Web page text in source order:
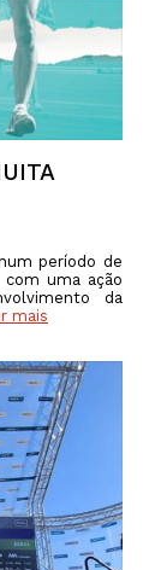
período de
com uma ação
da
mais